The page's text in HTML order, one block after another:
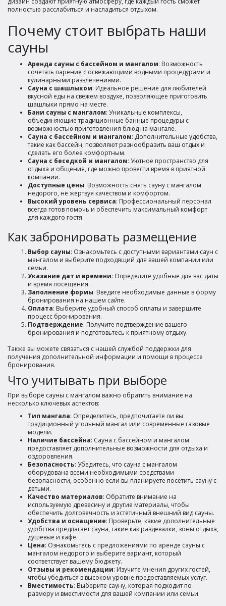
полностью расслабиться и насладиться отдыхом.
Почему стоит выбрать наши
сауны
Аренда сауны с бассейном и мангалом: Возможность
сочетать парение с освежающими водными процедурами и
кулинарными развлечениями.
Сауна с шашлыком: Идеальное решение для любителей
вкусной еды на свежем воздухе, позволяющее приготовить
шашлыки прямо на месте.
Бани сауны с мангалом: Уникальные комплексы,
объединяющие традиционные банные процедуры с
возможностью приготовления блюд на мангале.
Сауна с бассейном и мангалом: Дополнительные удобства,
такие как бассейн, позволяют разнообразить ваш отдых и
сделать его более комфортным.
Сауна с беседкой и мангалом: Уютное пространство для
отдыха и общения, где можно провести время в приятной
компании.
Доступные цены: Возможность снять сауну с мангалом
недорого, не жертвуя качеством и комфортом.
Высокий уровень сервиса: Профессиональный персонал
всегда готов помочь и обеспечить максимальный комфорт
для каждого гостя.
Как забронировать размещение
Выбор сауны: Ознакомьтесь с доступными вариантами саун с
мангалом и выберите подходящий для вашей компании или
семьи.
Указание дат и времени: Определите удобные для вас даты
и время посещения.
Заполнение формы: Введите необходимые данные в форму
бронирования на нашем сайте.
Оплата: Выберите удобный способ оплаты и завершите
процесс бронирования.
Подтверждение: Получите подтверждение вашего
бронирования и подготовьтесь к приятному отдыху.
Также вы можете связаться с нашей службой поддержки для
получения дополнительной информации и помощи в процессе
бронирования.
Что учитывать при выборе
При выборе сауны с мангалом важно обратить внимание на
несколько ключевых аспектов:
Тип мангала: Определитесь, предпочитаете ли вы
традиционный угольный мангал или современные газовые
модели.
Наличие бассейна: Сауна с бассейном и мангалом
предоставляет дополнительные возможности для отдыха и
оздоровления.
Безопасность: Убедитесь, что сауна с мангалом
оборудована всеми необходимыми средствами
безопасности, особенно если вы планируете посетить сауну с
детьми.
Качество материалов: Обратите внимание на
используемую древесину и другие материалы, чтобы
обеспечить долговечность и эстетичный внешний вид сауны.
Удобства и оснащение: Проверьте, какие дополнительные
удобства предлагает сауна, такие как раздевалки, зоны отдыха,
душевые и кафе.
Цена: Ознакомьтесь с предложениями по аренде сауны с
мангалом недорого и выберите вариант, который
соответствует вашему бюджету.
Отзывы и рекомендации: Изучите мнения других гостей,
чтобы убедиться в высоком уровне предоставляемых услуг.
Вместимость: Выберите сауну, которая подходит по
размеру и вместимости для вашей компании или семьи.